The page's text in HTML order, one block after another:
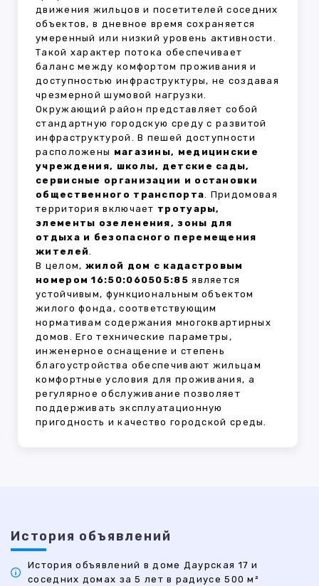
движения жильцов и посетителей соседних
объектов, в дневное время сохраняется
умеренный или низкий уровень активности.
Такой характер потока обеспечивает
баланс между комфортом проживания и
доступностью инфраструктуры, не создавая
чрезмерной шумовой нагрузки.
Окружающий район представляет собой
стандартную городскую среду с развитой
инфраструктурой. В пешей доступности
расположены магазины, медицинские
учреждения, школы, детские сады,
сервисные организации и остановки
общественного транспорта. Придомовая
территория включает тротуары,
элементы озеленения, зоны для
отдыха и безопасного перемещения
жителей.
В целом, жилой дом с кадастровым
номером 16:50:060505:85 является
устойчивым, функциональным объектом
жилого фонда, соответствующим
нормативам содержания многоквартирных
домов. Его технические параметры,
инженерное оснащение и степень
благоустройства обеспечивают жильцам
комфортные условия для проживания, а
регулярное обслуживание позволяет
поддерживать эксплуатационную
пригодность и качество городской среды.
История объявлений
История объявлений в доме Даурская 17 и
соседних домах за 5 лет в радиусе 500 м²